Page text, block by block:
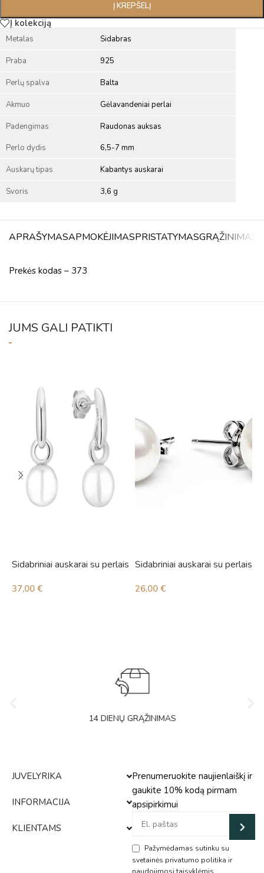
Į KREPŠELĮ
Į kolekciją
Metalas Sidabras
Praba 925
Perlų spalva Balta
Akmuo Gėlavandeniai perlai
Padengimas
Raudonas auksas
Perlo dydis
6,5-7 mm
Auskarų tipas Kabantys auskarai
Svoris 3,6 g
APRAŠYMASAPMOKĖJIMASPRISTATYMASGRĄŽINIMAS
Prekės kodas – 373
JUMS GALI PATIKTI
Sidabriniai auskarai su perlais
37,00 €
Sidabriniai auskarai su perlais
26,00 €
14 DIENŲ GRĄŽINIMAS
JUVELYRIKA
INFORMACIJA
KLIENTAMS
Prenumeruokite naujienlaiškį ir
gaukite 10% kodą pirmam
apsipirkimui
Pažymėdamas sutinku su
svetainės privatumo politika ir